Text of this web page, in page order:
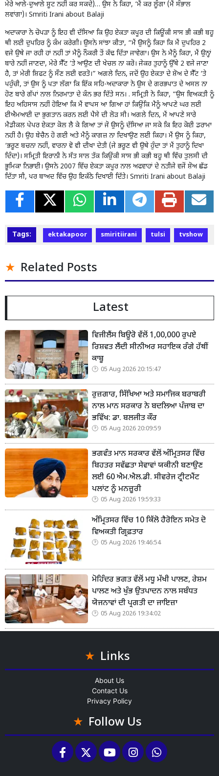
ਮੇਰੇ ਆਲੇ-ਦੁਆਲੇ ਸ਼ੂਟ ਨਹੀਂ ਕਰ ਸਕਦੇ)… ਉਸ ਨੇ ਕਿਹਾ, ‘ਮੈਂ ਕਰ ਲੂੰਗਾ (ਮੈਂ ਸੰਭਾਲ
ਲਵਾਂਗਾ)। Smriti Irani about Balaji
ਅਦਾਕਾਰਾ ਨੇ ਚੋਪੜਾ ਨੂੰ ਇਹ ਵੀ ਦੱਸਿਆ ਕਿ ਉਹ ਏਕਤਾ ਕਪੂਰ ਦੀ ਕਿਊੰਕੀ ਸਾਸ ਭੀ ਕਭੀ ਬਹੂ
ਥੀ ਲਈ ਦੁਪਹਿਰ ਨੂੰ ਕੰਮ ਕਰੇਗੀ। ਉਸਨੇ ਸਾਂਝਾ ਕੀਤਾ, “ਮੈਂ ਉਸਨੂੰ ਕਿਹਾ ਕਿ ਮੈਂ ਦੁਪਹਿਰ 2
ਵਜੇ ਉਥੇ ਜਾ ਰਹੀ ਹਾਂ ਨਹੀਂ ਤਾਂ ਮੈਨੂੰ ਨੌਕਰੀ ਤੋਂ ਕੱਢ ਦਿੱਤਾ ਜਾਵੇਗਾ। ਉਸ ਨੇ ਮੈਨੂੰ ਕਿਹਾ, ਮੈਂ ਉਨ੍ਹਾਂ
ਬਾਰੇ ਨਹੀਂ ਜਾਣਦਾ, ਮੇਰੇ ਸੈੱਟ ‘ਤੇ ਆਉਣ ਦੀ ਖੇਚਲ ਨਾ ਕਰੋ। ਜੇਕਰ ਤੁਹਾਨੂੰ ਉੱਥੇ 2 ਵਜੇ ਜਾਣਾ
ਹੈ, ਤਾਂ ਮੇਰੀ ਸ਼ਿਫਟ ਨੂੰ ਸੌਣ ਲਈ ਵਰਤੋ।” ਅਗਲੇ ਦਿਨ, ਜਦੋਂ ਉਹ ਏਕਤਾ ਦੇ ਸ਼ੋਅ ਦੇ ਸੈੱਟ ‘ਤੇ
ਪਹੁੰਚੀ, ਤਾਂ ਉਸ ਨੂੰ ਪਤਾ ਲੱਗਾ ਕਿ ਇੱਕ ਸਹਿ-ਅਦਾਕਾਰਾ ਨੇ ਉਸ ਦੇ ਗਰਭਪਾਤ ਦੇ ਅਸਲ ਨਾ
ਹੋਣ ਬਾਰੇ ਗੱਪਾਂ ਨਾਲ ਨਿਰਮਾਤਾ ਦੇ ਕੰਨ ਭਰ ਦਿੱਤੇ ਸਨ। . ਸਮ੍ਰਿਤੀ ਨੇ ਕਿਹਾ, “ਉਸ ਵਿਅਕਤੀ ਨੂੰ
ਇਹ ਅਹਿਸਾਸ ਨਹੀਂ ਹੋਇਆ ਕਿ ਮੈਂ ਵਾਪਸ ਆ ਗਿਆ ਹਾਂ ਕਿਉਂਕਿ ਮੈਨੂੰ ਆਪਣੇ ਘਰ ਲਈ
ਈਐਮਆਈ ਦਾ ਭੁਗਤਾਨ ਕਰਨ ਲਈ ਪੈਸੇ ਦੀ ਲੋੜ ਸੀ। ਅਗਲੇ ਦਿਨ, ਮੈਂ ਆਪਣੇ ਸਾਰੇ
ਮੈਡੀਕਲ ਪੇਪਰ ਏਕਤਾ ਕੋਲ ਲੈ ਕੇ ਗਿਆ ਤਾਂ ਜੋ ਉਸਨੂੰ ਦੱਸਿਆ ਜਾ ਸਕੇ ਕਿ ਇਹ ਕੋਈ ਡਰਾਮਾ
ਨਹੀਂ ਹੈ। ਉਹ ਬੇਚੈਨ ਹੋ ਗਈ ਅਤੇ ਮੈਨੂੰ ਕਾਗਜ਼ ਨਾ ਦਿਖਾਉਣ ਲਈ ਕਿਹਾ। ਮੈਂ ਉਸ ਨੂੰ ਕਿਹਾ,
‘ਭਰੂਣ ਬਚਨਾ ਨਹੀਂ, ਵਾਰਨਾ ਵੋ ਵੀ ਦੀਖਾ ਦੇਤੀ (ਜੇ ਭਰੂਣ ਵੀ ਉਥੇ ਹੁੰਦਾ ਤਾਂ ਮੈਂ ਤੁਹਾਨੂੰ ਦਿਖਾ
ਦਿੰਦਾ)। ਸਮ੍ਰਿਤੀ ਇਰਾਨੀ ਨੇ ਸੱਤ ਸਾਲ ਤੱਕ ਕਿਉੰਕੀ ਸਾਸ ਭੀ ਕਭੀ ਬਹੂ ਥੀ ਵਿੱਚ ਤੁਲਸੀ ਦੀ
ਭੂਮਿਕਾ ਨਿਭਾਈ। ਉਸਨੇ 2007 ਵਿੱਚ ਏਕਤਾ ਕਪੂਰ ਨਾਲ ਅਫਵਾਹਾਂ ਦੇ ਨਤੀਜੇ ਵਜੋਂ ਸ਼ੋਅ ਛੱਡ
ਦਿੱਤਾ ਸੀ, ਪਰ ਬਾਅਦ ਵਿੱਚ ਉਹ ਇਕੱਠੇ ਦਿਖਾਈ ਦਿੱਤੇ। Smriti Irani about Balaji
Tags: ektakapoor smiritiirani tulsi tvshow
Related Posts
Latest
ਵਿਜੀਲੈਂਸ ਬਿਊਰੋ ਵੱਲੋਂ 1,00,000 ਰੁਪਏ
ਰਿਸ਼ਵਤ ਲੈਂਦੀ ਸੀਨੀਅਰ ਸਹਾਇਕ ਰੰਗੇ ਹੱਥੀਂ
ਕਾਬੂ
05 Aug 2026 20:15:47
ਰੁਜ਼ਗਾਰ, ਸਿੱਖਿਆ ਅਤੇ ਸਮਾਜਿਕ ਬਰਾਬਰੀ
ਨਾਲ ਮਾਨ ਸਰਕਾਰ ਨੇ ਬਦਲਿਆ ਪੰਜਾਬ ਦਾ
ਭਵਿੱਖ: ਡਾ. ਬਲਜੀਤ ਕੌਰ
05 Aug 2026 20:09:59
ਭਗਵੰਤ ਮਾਨ ਸਰਕਾਰ ਵੱਲੋਂ ਅੰਮ੍ਰਿਤਸਰ ਵਿੱਚ
ਬਿਹਤਰ ਸਵੱਛਤਾ ਸੇਵਾਵਾਂ ਯਕੀਨੀ ਬਣਾਉਣ
ਲਈ 60 ਐਮ.ਐਲ.ਡੀ. ਸੀਵਰੇਜ ਟ੍ਰੀਟਮੈਂਟ
ਪਲਾਂਟ ਨੂੰ ਮਨਜ਼ੂਰੀ
05 Aug 2026 19:59:33
ਅੰਮ੍ਰਿਤਸਰ ਵਿੱਚ 10 ਕਿੱਲੋ ਹੈਰੋਇਨ ਸਮੇਤ ਦੋ
ਵਿਅਕਤੀ ਗ੍ਰਿਫ਼ਤਾਰ
05 Aug 2026 19:46:54
ਮੋਹਿੰਦਰ ਭਗਤ ਵੱਲੋਂ ਮਧੂ ਮੱਖੀ ਪਾਲਣ, ਰੇਸ਼ਮ
ਪਾਲਣ ਅਤੇ ਖੁੰਭ ਉਤਪਾਦਨ ਨਾਲ ਸਬੰਧਤ
ਯੋਜਨਾਵਾਂ ਦੀ ਪ੍ਰਗਤੀ ਦਾ ਜਾਇਜ਼ਾ
05 Aug 2026 19:34:02
Links
About Us
Contact Us
Privacy Policy
Follow Us